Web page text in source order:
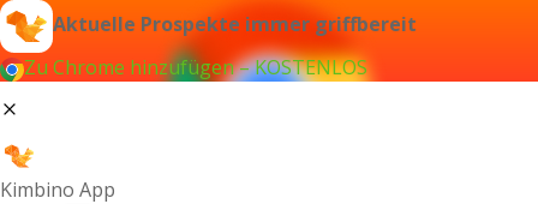
Aktuelle Prospekte immer griffbereit
Zu Chrome hinzufügen – KOSTENLOS
Kimbino App